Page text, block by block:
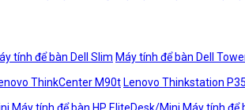
tính để bàn Dell Slim Máy tính để bàn Dell
ThinkCenter M90t Lenovo Thinkstation